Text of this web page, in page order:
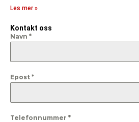
Les mer »
Kontakt oss
Navn *
Epost *
Telefonnummer *